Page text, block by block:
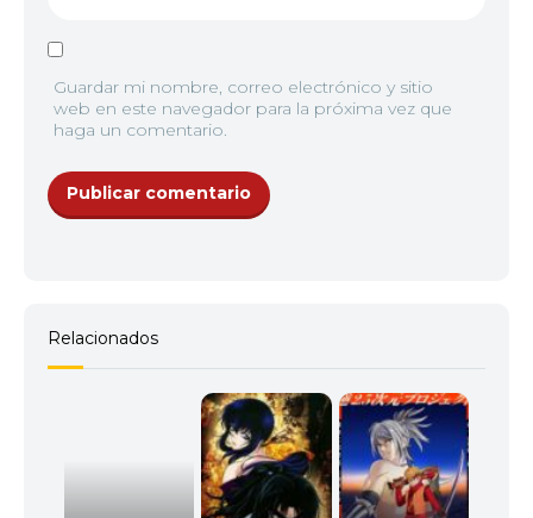
Guardar mi nombre, correo electrónico y sitio
web en este navegador para la próxima vez que
haga un comentario.
Relacionados